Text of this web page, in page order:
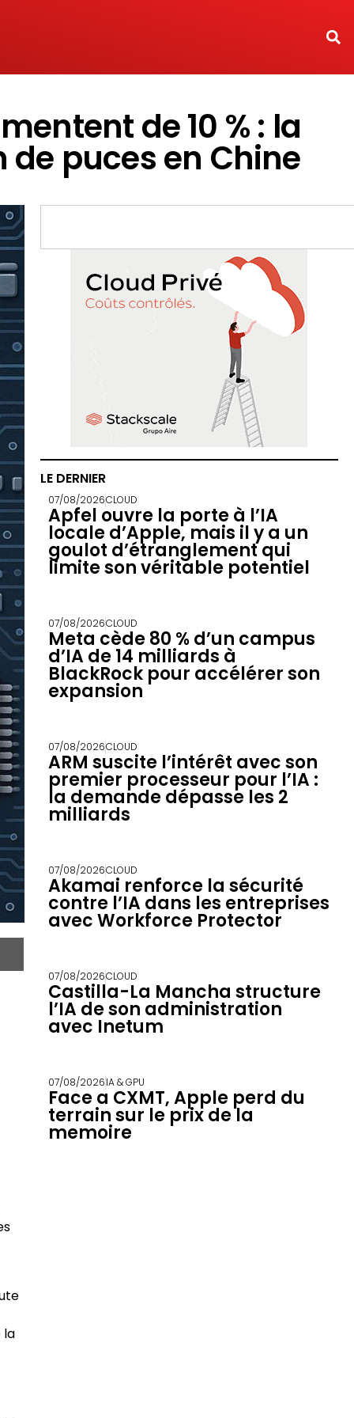
de 10 % : la
puces en Chine
la
LE DERNIER
07/08/2026CLOUD
Apfel ouvre la porte à l’IA
locale d’Apple, mais il y a un
goulot d’étranglement qui
limite son véritable potentiel
07/08/2026CLOUD
Meta cède 80 % d’un campus
d’IA de 14 milliards à
BlackRock pour accélérer son
expansion
07/08/2026CLOUD
ARM suscite l’intérêt avec son
premier processeur pour l’IA :
la demande dépasse les 2
milliards
07/08/2026CLOUD
Akamai renforce la sécurité
contre l’IA dans les entreprises
avec Workforce Protector
07/08/2026CLOUD
Castilla-La Mancha structure
l’IA de son administration
avec Inetum
07/08/2026IA & GPU
Face a CXMT, Apple perd du
terrain sur le prix de la
memoire